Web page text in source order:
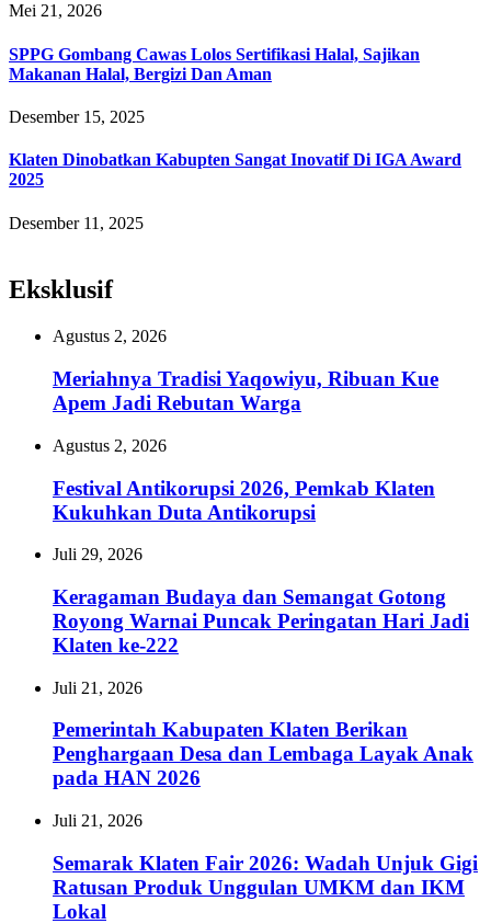
Mei 21, 2026
SPPG Gombang Cawas Lolos Sertifikasi Halal, Sajikan
Makanan Halal, Bergizi Dan Aman
Desember 15, 2025
Klaten Dinobatkan Kabupten Sangat Inovatif Di IGA Award
2025
Desember 11, 2025
Eksklusif
Agustus 2, 2026
Meriahnya Tradisi Yaqowiyu, Ribuan Kue
Apem Jadi Rebutan Warga
Agustus 2, 2026
Festival Antikorupsi 2026, Pemkab Klaten
Kukuhkan Duta Antikorupsi
Juli 29, 2026
Keragaman Budaya dan Semangat Gotong
Royong Warnai Puncak Peringatan Hari Jadi
Klaten ke-222
Juli 21, 2026
Pemerintah Kabupaten Klaten Berikan
Penghargaan Desa dan Lembaga Layak Anak
pada HAN 2026
Juli 21, 2026
Semarak Klaten Fair 2026: Wadah Unjuk Gigi
Ratusan Produk Unggulan UMKM dan IKM
Lokal